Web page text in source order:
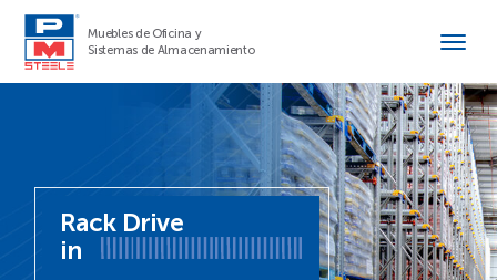
Muebles de Oficina y
Sistemas de Almacenamiento
Rack Drive
in